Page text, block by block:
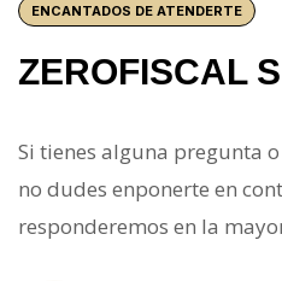
ENCANTADOS DE ATENDERTE
ZEROFISCAL
Si tienes alguna pregunta
no dudes enponerte en
responderemos en la